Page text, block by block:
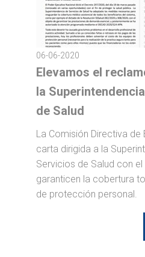
06-06-2020
Elevamos el
la
de Salud
La Comisión Directiva de
carta dirigida a la
Servicios de Salud con
garanticen la cobertura
de protección personal.